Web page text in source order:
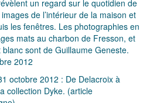
un regard sur le quotidien de
de l’intérieur de la maison et
les fenêtres. Les photographies en
mats au charbon de Fresson, et
sont de Guillaume Geneste.
2012
octobre 2012 : De Delacroix à
collection Dyke. (article